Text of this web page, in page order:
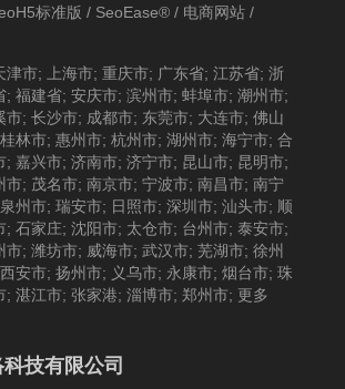
标准版 / SeoEase® / 电商网站 /
津市; 上海市; 重庆市; 广东省; 江苏省; 浙
; 福建省; 安庆市; 滨州市; 蚌埠市; 潮州市;
市; 长沙市; 成都市; 东莞市; 大连市; 佛山
桂林市; 惠州市; 杭州市; 湖州市; 海宁市; 合
; 嘉兴市; 济南市; 济宁市; 昆山市; 昆明市;
市; 茂名市; 南京市; 宁波市; 南昌市; 南宁
泉州市; 瑞安市; 日照市; 深圳市; 汕头市; 顺
; 石家庄; 沈阳市; 太仓市; 台州市; 泰安市;
市; 潍坊市; 威海市; 武汉市; 芜湖市; 徐州
西安市; 扬州市; 义乌市; 永康市; 烟台市; 珠
; 湛江市; 张家港; 淄博市; 郑州市; 更多
技有限公司